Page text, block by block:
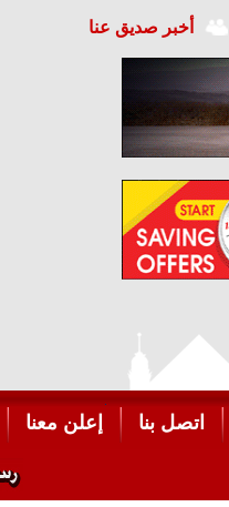
أخبر صديق عنا
اتصل بنا إعلن معنا